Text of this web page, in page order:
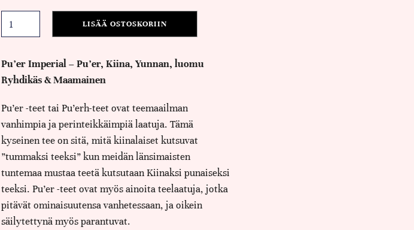
LISÄÄ OSTOSKORIIN
Pu’er Imperial – Pu’er, Kiina, Yunnan, luomu
Ryhdikäs & Maamainen
Pu’er -teet tai Pu’erh-teet ovat teemaailman
vanhimpia ja perinteikkäimpiä laatuja. Tämä
kyseinen tee on sitä, mitä kiinalaiset kutsuvat
”tummaksi teeksi” kun meidän länsimaisten
tuntemaa mustaa teetä kutsutaan Kiinaksi punaiseksi
teeksi. Pu’er -teet ovat myös ainoita teelaatuja, jotka
pitävät ominaisuutensa vanhetessaan, ja oikein
säilytettynä myös parantuvat.